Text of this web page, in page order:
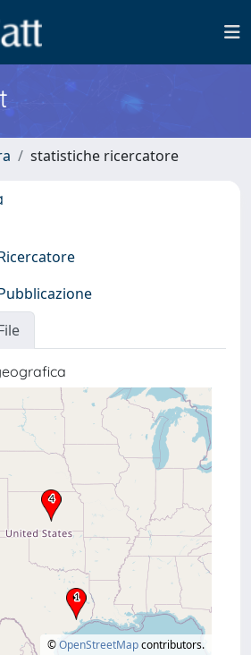
statistiche ricercatore
©OpenStreetMapcontributors.